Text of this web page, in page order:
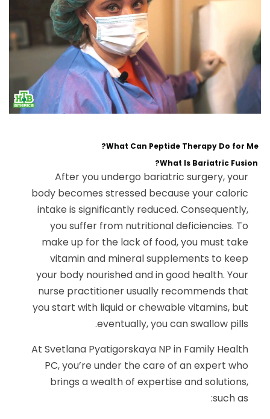
What Can Peptide Therapy Do for Me?
What Is Bariatric Fusion?
After you undergo bariatric surgery, your
body becomes stressed because your caloric
intake is significantly reduced. Consequently,
you suffer from nutritional deficiencies. To
make up for the lack of food, you must take
vitamin and mineral supplements to keep
your body nourished and in good health. Your
nurse practitioner usually recommends that
you start with liquid or chewable vitamins, but
eventually, you can swallow pills.
At Svetlana Pyatigorskaya NP in Family Health
PC, you’re under the care of an expert who
brings a wealth of expertise and solutions,
such as: